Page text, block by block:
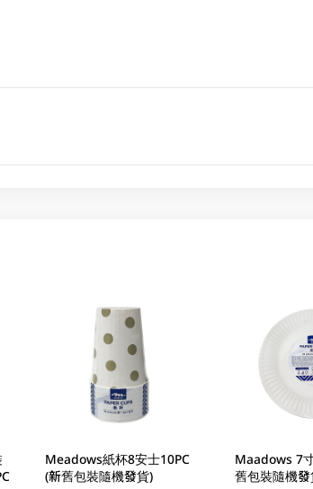
Meadows紙杯8安士10PC
(新舊包裝隨機發貨)
Maadows 7
舊包裝隨機發